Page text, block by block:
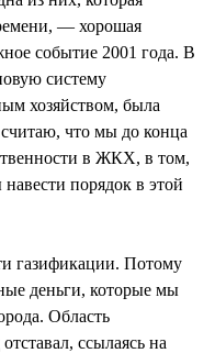
— хорошая
событие 2001 года. В
систему
хозяйством, была
считаю, что мы до конца
в ЖКХ, в том,
порядок в этой
газификации. Потому
деньги, которые мы
Область
ссылаясь на